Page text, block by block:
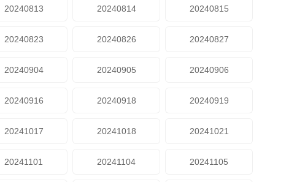
20240813 20240814 20240815
20240823 20240826 20240827
20240904 20240905 20240906
20240916 20240918 20240919
20241017 20241018 20241021
20241101 20241104 20241105